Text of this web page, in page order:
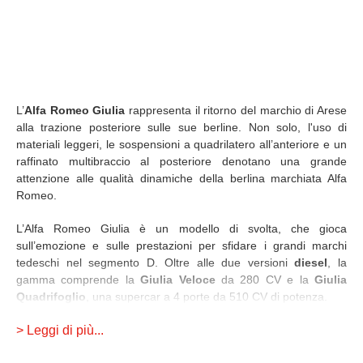
L’Alfa Romeo Giulia rappresenta il ritorno del marchio di Arese
alla trazione posteriore sulle sue berline. Non solo, l'uso di
materiali leggeri, le sospensioni a quadrilatero all’anteriore e un
raffinato multibraccio al posteriore denotano una grande
attenzione alle qualità dinamiche della berlina marchiata Alfa
Romeo.
L’Alfa Romeo Giulia è un modello di svolta, che gioca
sull’emozione e sulle prestazioni per sfidare i grandi marchi
tedeschi nel segmento D. Oltre alle due versionidiesel , la
gamma comprende laGiulia Veloceda 280 CV e laGiulia
Quadrifoglio , una supercar a 4 porte da 510 CV di potenza.
Con ilrestyling 2023
> Leggi di più...